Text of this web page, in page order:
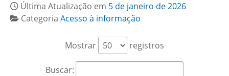
Última Atualização em 5 de janeiro de 2026
Categoria Acesso à informação
Mostrar registros
Buscar: